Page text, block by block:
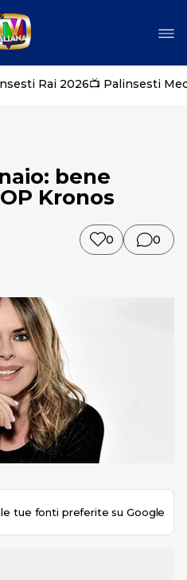
Rai 2026📺 Palinsesti
bene
Kronos
0 0
tue fonti preferite su Google